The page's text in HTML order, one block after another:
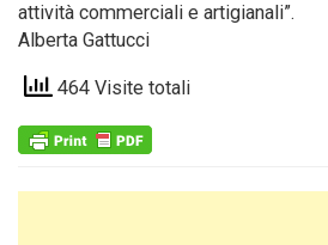
attività commerciali e artigianali”.
Alberta Gattucci
464 Visite totali